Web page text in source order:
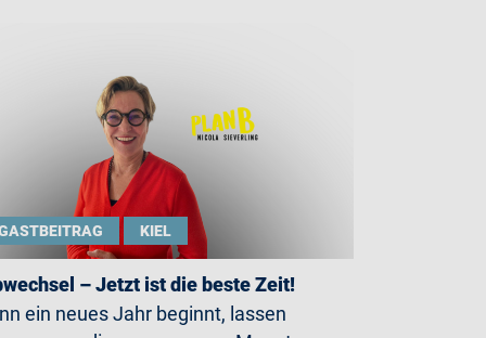
KIEL
– Jetzt ist die beste Zeit!
ein neues Jahr beginnt, lassen